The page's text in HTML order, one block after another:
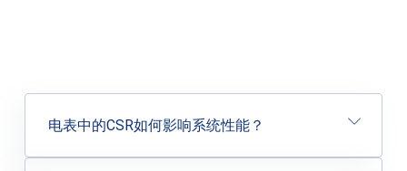
电表中的CSR如何影响系统性能？